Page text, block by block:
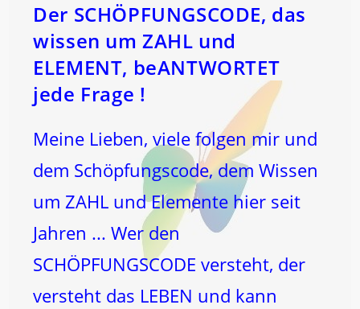
Der SCHÖPFUNGSCODE, das
wissen um ZAHL und
ELEMENT, beANTWORTET
jede Frage !
Meine Lieben, viele folgen mir und
dem Schöpfungscode, dem Wissen
um ZAHL und Elemente hier seit
Jahren ... Wer den
SCHÖPFUNGSCODE versteht, der
versteht das LEBEN und kann